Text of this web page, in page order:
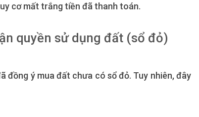
cơ mất trắng tiền đã thanh toán.
quyền sử dụng đất (sổ đỏ)
đồng ý mua đất chưa có sổ đỏ. Tuy nhiên, đây